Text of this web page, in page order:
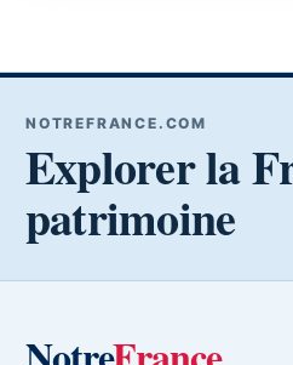
NOTREFRANCE.COM
Explorer la
patrimoine